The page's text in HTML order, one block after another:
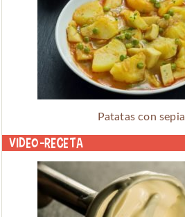
Patatas con sepia
Video-receta